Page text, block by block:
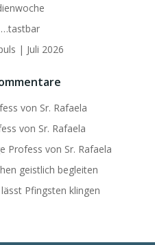
…tastbar
| Juli 2026
von Sr. Rafaela
von Sr. Rafaela
Profess von Sr. Rafaela
geistlich begleiten
Pfingsten klingen